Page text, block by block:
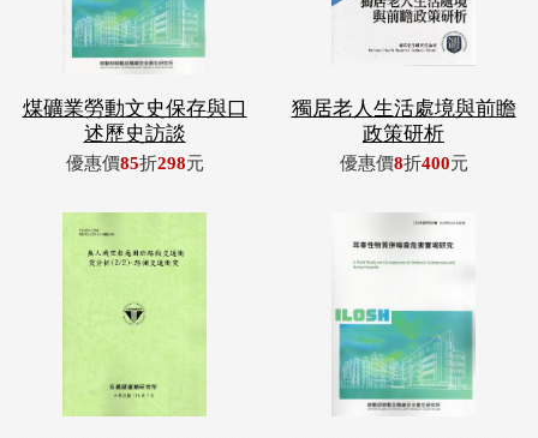
煤礦業勞動文史保存與口
述歷史訪談
優惠價85折298元
獨居老人生活處境與前瞻
政策研析
優惠價8折400元